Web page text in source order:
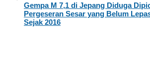
Gempa M 7,1 di Jepang Diduga
Pergeseran Sesar yang Belum
Sejak 2016